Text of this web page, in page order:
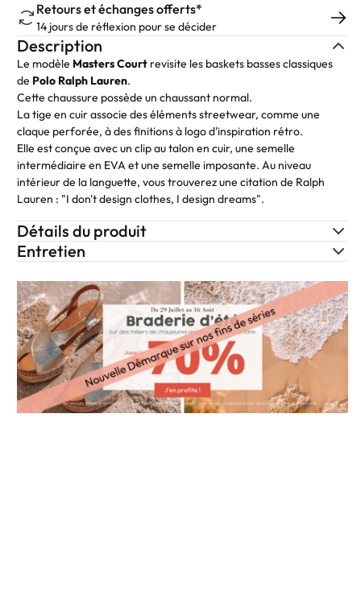
Retours et échanges offerts*
14 jours de réflexion pour se décider
Description
Le modèle Masters Court revisite les baskets basses classiques
de Polo Ralph Lauren.
Cette chaussure possède un chaussant normal.
La tige en cuir associe des éléments streetwear, comme une
claque perforée, à des finitions à logo d'inspiration rétro.
Elle est conçue avec un clip au talon en cuir, une semelle
intermédiaire en EVA et une semelle imposante. Au niveau
intérieur de la languette, vous trouverez une citation de Ralph
Lauren : "I don't design clothes, I design dreams".
Détails du produit
Entretien